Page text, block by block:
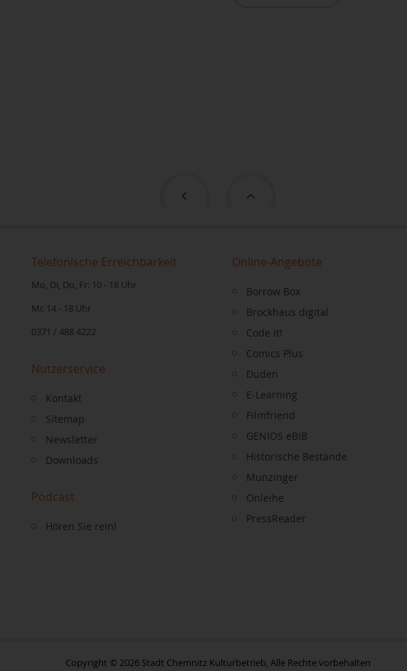
Telefonische Erreichbarkeit
Mo, Di, Do, Fr: 10 - 18 Uhr
Mi: 14 - 18 Uhr
0371 / 488 4222
Nutzerservice
Kontakt
Sitemap
Newsletter
Downloads
Podcast
Hören Sie rein!
Online-Angebote
Borrow Box
Brockhaus digital
Code it!
Comics Plus
Duden
E-Learning
Filmfriend
GENIOS eBIB
Historische Bestände
Munzinger
Onleihe
PressReader
Copyright © 2026 Stadt Chemnitz Kulturbetrieb, Alle Rechte vorbehalten